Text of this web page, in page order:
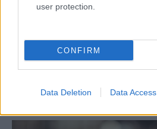
user protection.
CONFIRM
Data Deletion Data Access
Aviv szurkolóit Miskolcon